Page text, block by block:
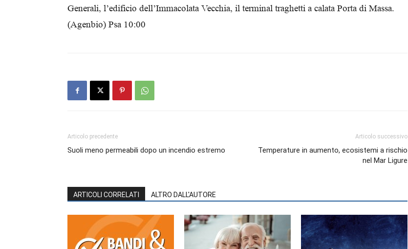
Generali, l’edificio dell’Immacolata Vecchia, il terminal traghetti a calata Porta di Massa.
(Agenbio) Psa 10:00
Articolo precedente
Suoli meno permeabili dopo un incendio estremo
Articolo successivo
Temperature in aumento, ecosistemi a rischio
nel Mar Ligure
ARTICOLI CORRELATI ALTRO DALL'AUTORE